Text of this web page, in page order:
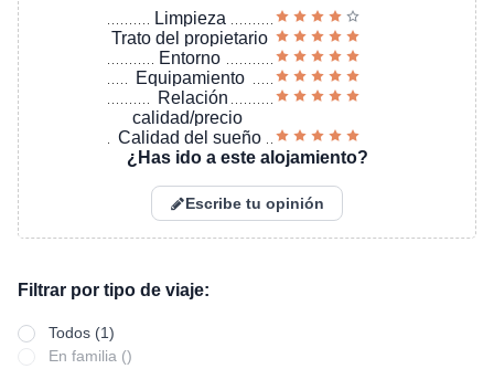
Limpieza
Trato del propietario
Entorno
Equipamiento
Relación
calidad/precio
Calidad del sueño
¿Has ido a este alojamiento?
Escribe tu opinión
Filtrar por tipo de viaje:
Todos (1)
En familia ()